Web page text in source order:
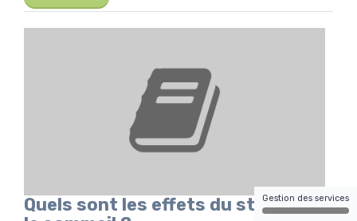
Quels sont les effets du stress sur
Gestion des services